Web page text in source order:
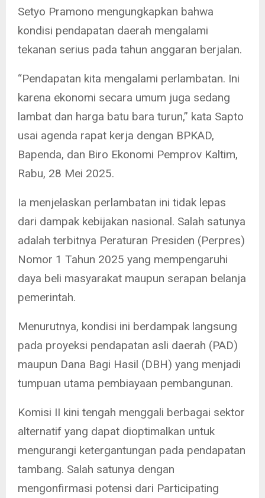
Setyo Pramono mengungkapkan bahwa
kondisi pendapatan daerah mengalami
tekanan serius pada tahun anggaran berjalan.
“Pendapatan kita mengalami perlambatan. Ini
karena ekonomi secara umum juga sedang
lambat dan harga batu bara turun,” kata Sapto
usai agenda rapat kerja dengan BPKAD,
Bapenda, dan Biro Ekonomi Pemprov Kaltim,
Rabu, 28 Mei 2025.
Ia menjelaskan perlambatan ini tidak lepas
dari dampak kebijakan nasional. Salah satunya
adalah terbitnya Peraturan Presiden (Perpres)
Nomor 1 Tahun 2025 yang mempengaruhi
daya beli masyarakat maupun serapan belanja
pemerintah.
Menurutnya, kondisi ini berdampak langsung
pada proyeksi pendapatan asli daerah (PAD)
maupun Dana Bagi Hasil (DBH) yang menjadi
tumpuan utama pembiayaan pembangunan.
Komisi II kini tengah menggali berbagai sektor
alternatif yang dapat dioptimalkan untuk
mengurangi ketergantungan pada pendapatan
tambang. Salah satunya dengan
mengonfirmasi potensi dari Participating